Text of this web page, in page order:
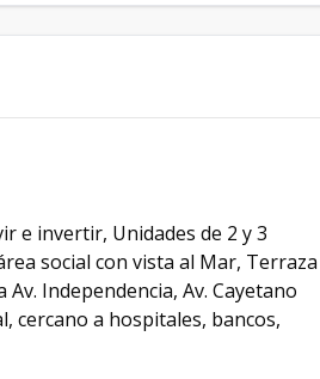
e invertir, Unidades de 2 y 3
social con vista al Mar, Terraza
Independencia, Av. Cayetano
cercano a hospitales, bancos,